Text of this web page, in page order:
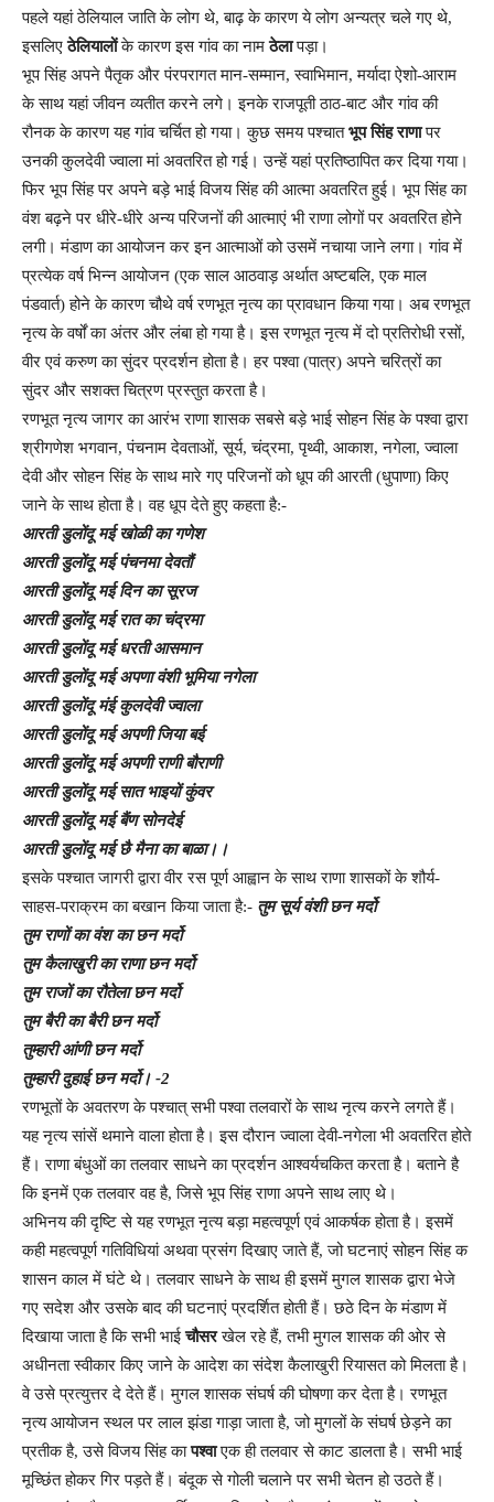
पहले यहां ठेलियाल जाति के लोग थे, बाढ़ के कारण ये लोग अन्यत्र चले गए थे,
इसलिएठेलियालोंके कारण इस गांव का नामठेलापड़ा।
भूप सिंह अपने पैतृक और पंरपरागत मान-सम्मान, स्वाभिमान, मर्यादा ऐशो-आराम
के साथ यहां जीवन व्यतीत करने लगे। इनके राजपूती ठाठ-बाट और गांव की
रौनक के कारण यह गांव चर्चित हो गया। कुछ समय पश्चातभूप सिंह राणापर
उनकी कुलदेवी ज्वाला मां अवतरित हो गई। उन्हें यहां प्रतिष्ठापित कर दिया गया।
फिर भूप सिंह पर अपने बड़े भाई विजय सिंह की आत्मा अवतरित हुई। भूप सिंह का
वंश बढ़ने पर धीरे-धीरे अन्य परिजनों की आत्माएं भी राणा लोगों पर अवतरित होने
लगी। मंडाण का आयोजन कर इन आत्माओं को उसमें नचाया जाने लगा। गांव में
प्रत्येक वर्ष भिन्न आयोजन (एक साल आठवाड़ अर्थात अष्टबलि, एक माल
पंडवार्त) होने के कारण चौथे वर्ष रणभूत नृत्य का प्रावधान किया गया। अब रणभूत
नृत्य के वर्षों का अंतर और लंबा हो गया है। इस रणभूत नृत्य में दो प्रतिरोधी रसों,
वीर एवं करुण का सुंदर प्रदर्शन होता है। हर पश्वा (पात्र) अपने चरित्रों का
सुंदर और सशक्त चित्रण प्रस्तुत करता है।
रणभूत नृत्य जागर का आरंभ राणा शासक सबसे बड़े भाई सोहन सिंह के पश्वा द्वारा
श्रीगणेश भगवान, पंचनाम देवताओं, सूर्य, चंद्रमा, पृथ्वी, आकाश, नगेला, ज्वाला
देवी और सोहन सिंह के साथ मारे गए परिजनों को धूप की आरती (धुपाणा) किए
जाने के साथ होता है। वह धूप देते हुए कहता है:-
आरती डुलोंदू मई खोळी का गणेश
आरती डुलोंदू मई पंचनमा देवतौं
आरती डुलोंदू मई दिन का सूरज
आरती डुलोंदू मई रात का चंद्रमा
आरती डुलोंदू मई धरती आसमान
आरती डुलोंदू मई अपणा वंशी भूमिया नगेला
आरती डुलोंदू मंई कुलदेवी ज्वाला
आरती डुलोंदू मई अपणी जिया बई
आरती डुलोंदू मई अपणी राणी बौराणी
आरती डुलोंदू मई सात भाइयों कुंवर
आरती डुलोंदू मई बैंण सोनदेई
आरती डुलोंदू मई छै मैना का बाळा।।
इसके पश्चात जागरी द्वारा वीर रस पूर्ण आह्वान के साथ राणा शासकों के शौर्य-
साहस-पराक्रम का बखान किया जाता है:- तुम सूर्य वंशी छन मर्दो
तुम राणों का वंश का छन मर्दो
तुम कैलाखुरी का राणा छन मर्दो
तुम राजों का रौतेला छन मर्दो
तुम बैरी का बैरी छन मर्दो
तुम्हारी आंणी छन मर्दो
तुम्हारी दुहाई छन मर्दो। -2
रणभूतों के अवतरण के पश्चात् सभी पश्वा तलवारों के साथ नृत्य करने लगते हैं।
यह नृत्य सांसें थमाने वाला होता है। इस दौरान ज्वाला देवी-नगेला भी अवतरित होते
हैं। राणा बंधुओं का तलवार साधने का प्रदर्शन आश्वर्यचकित करता है। बताने है
कि इनमें एक तलवार वह है, जिसे भूप सिंह राणा अपने साथ लाए थे।
अभिनय की दृष्टि से यह रणभूत नृत्य बड़ा महत्वपूर्ण एवं आकर्षक होता है। इसमें
कही महत्वपूर्ण गतिविधियां अथवा प्रसंग दिखाए जाते हैं, जो घटनाएं सोहन सिंह क
शासन काल में घंटे थे। तलवार साधने के साथ ही इसमें मुगल शासक द्वारा भेजे
गए सदेश और उसके बाद की घटनाएं प्रदर्शित होती हैं। छठे दिन के मंडाण में
दिखाया जाता है कि सभी भाईचौसरखेल रहे हैं, तभी मुगल शासक की ओर से
अधीनता स्वीकार किए जाने के आदेश का संदेश कैलाखुरी रियासत को मिलता है।
वे उसे प्रत्युत्तर दे देते हैं। मुगल शासक संघर्ष की घोषणा कर देता है। रणभूत
नृत्य आयोजन स्थल पर लाल झंडा गाड़ा जाता है, जो मुगलों के संघर्ष छेड़ने का
प्रतीक है, उसे विजय सिंह कापश्वाएक ही तलवार से काट डालता है। सभी भाई
मूच्छिंत होकर गिर पड़ते हैं। बंदूक से गोली चलाने पर सभी चेतन हो उठते हैं।